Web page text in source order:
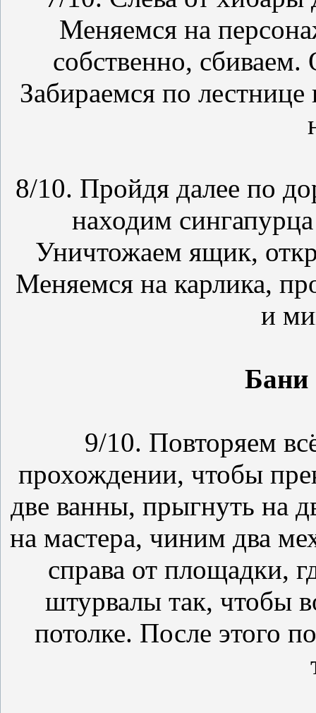
Меняемся на
собственно,
Забираемся по
8/10. Пройдя далее по
находим
Уничтожаем ящик,
Меняемся на карлика,
и
9/10. Повторяем
прохождении, чтобы
две ванны, прыгнуть на
на мастера, чиним два
справа от площадки,
штурвалы так, чтобы
потолке. После этого